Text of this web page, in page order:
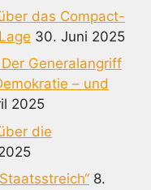
das Compact-
30. Juni 2025
Generalangriff
– und
2025
die
8.